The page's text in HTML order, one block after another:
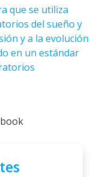
que se utiliza
del sueño y
y a la evolución
en un estándar